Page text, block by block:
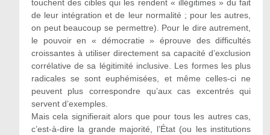
touchent des cibles qui les rendent « illégitimes » du fait
de leur intégration et de leur normalité ; pour les autres,
on peut beaucoup se permettre). Pour le dire autrement,
le pouvoir en « démocratie » éprouve des difficultés
croissantes à utiliser directement sa capacité d’exclusion
corrélative de sa légitimité inclusive. Les formes les plus
radicales se sont euphémisées, et même celles-ci ne
peuvent plus correspondre qu’aux cas excentrés qui
servent d’exemples.
Mais cela signifierait alors que pour tous les autres cas,
c’est-à-dire la grande majorité, l’État (ou les institutions